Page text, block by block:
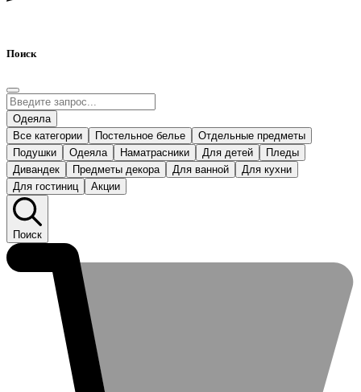
Поиск
Одеяла
Все категории
Постельное белье
Отдельные предметы
Подушки
Одеяла Наматрасники Для детей
Пледы
Дивандек
Предметы декора Для ванной
Для кухни
Для гостиниц
Акции
Поиск